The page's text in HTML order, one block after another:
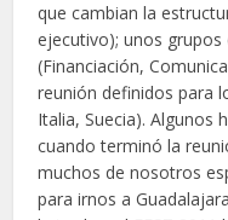
que cambian la
ejecutivo); unos
(Financiación,
reunión definidos para
Italia, Suecia). Algunos
cuando terminó la
muchos de nosotros
para irnos a